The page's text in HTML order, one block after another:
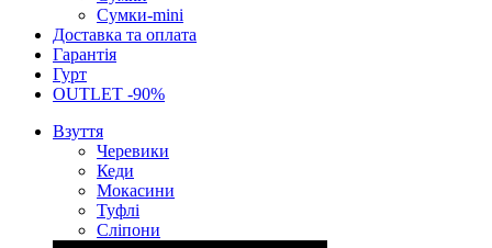
Сумки-mini
Доставка та оплата
Гарантія
Гурт
OUTLET -90%
Взуття
Черевики
Кеди
Мокасини
Туфлі
Сліпони